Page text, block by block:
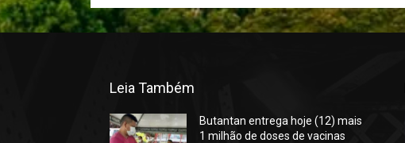
Leia Também
Butantan entrega hoje (12) mais
1 milhão de doses de vacinas